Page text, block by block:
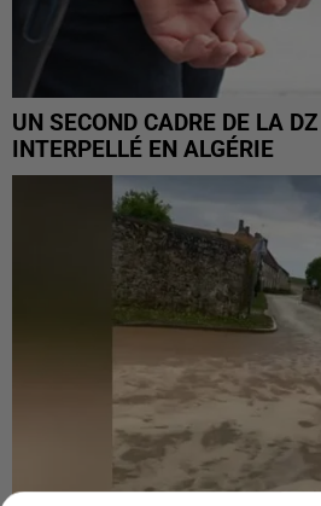
UN SECOND CADRE DE LA
INTERPELLÉ EN ALGÉRIE